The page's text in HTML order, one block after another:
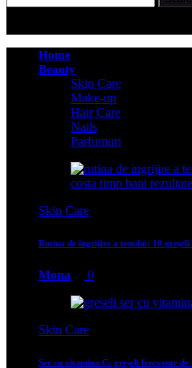
Home
Beauty
Skin Care
Make-up
Hair Care
Nails
Parfumuri
Skin Care
Rutina de îngrijire a tenului: 10
Mona 0
Skin Care
Ser cu vitamina C: greșeli frecvente